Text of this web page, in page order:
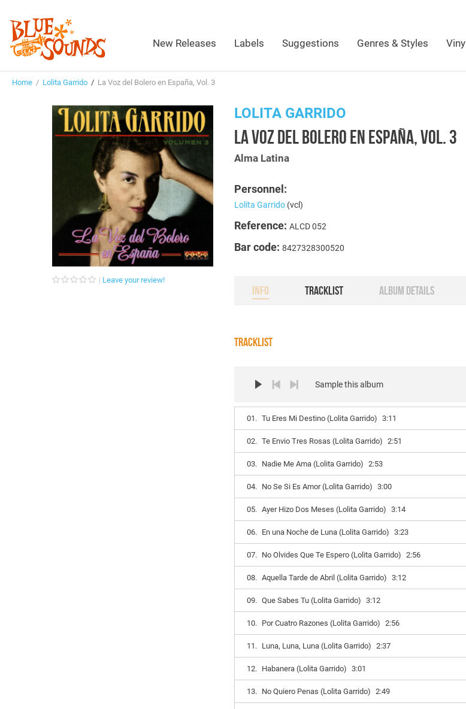
New Releases Labels Suggestions Genres & Styles Vinyl
Home / Lolita Garrido / La Voz del Bolero en España, Vol. 3
Leave your review!
LOLITA GARRIDO
LA VOZ DEL BOLERO EN ESPAÑA, VOL. 3
Alma Latina
Personnel:
Lolita Garrido (vcl)
Reference:ALCD 052
Bar code:8427328300520
INFO TRACKLIST ALBUM DETAILS
TRACKLIST
Sample this album
01. Tu Eres Mi Destino (Lolita Garrido) 3:11
02. Te Envio Tres Rosas (Lolita Garrido) 2:51
03. Nadie Me Ama (Lolita Garrido) 2:53
04. No Se Si Es Amor (Lolita Garrido) 3:00
05. Ayer Hizo Dos Meses (Lolita Garrido) 3:14
06. En una Noche de Luna (Lolita Garrido) 3:23
07. No Olvides Que Te Espero (Lolita Garrido) 2:56
08. Aquella Tarde de Abril (Lolita Garrido) 3:12
09. Que Sabes Tu (Lolita Garrido) 3:12
10. Por Cuatro Razones (Lolita Garrido) 2:56
11. Luna, Luna, Luna (Lolita Garrido) 2:37
12. Habanera (Lolita Garrido) 3:01
13. No Quiero Penas (Lolita Garrido) 2:49